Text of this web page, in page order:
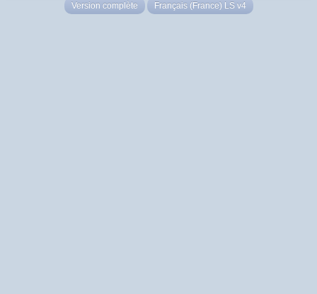
Version complète Français (France) LS v4